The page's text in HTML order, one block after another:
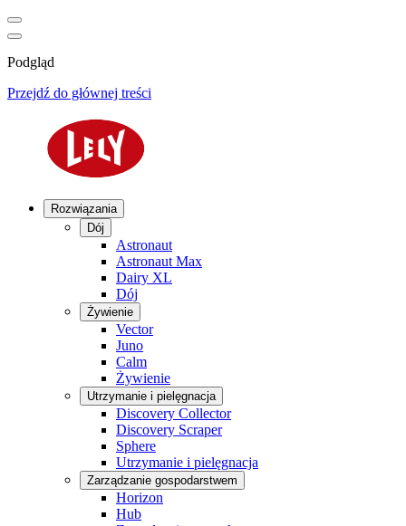
Podgląd
Przejdź do głównej treści
Rozwiązania
Dój
Astronaut
Astronaut Max
Dairy XL
Dój
Żywienie
Vector
Juno
Calm
Żywienie
Utrzymanie i pielęgnacja
Discovery Collector
Discovery Scraper
Sphere
Utrzymanie i pielęgnacja
Zarządzanie gospodarstwem
Horizon
Hub